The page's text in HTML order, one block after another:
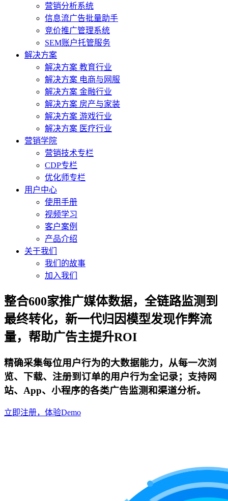
营销分析系统
信息流广告批量助手
竞价推广管理系统
SEM账户托管服务
解决方案
解决方案 教育行业
解决方案 电商与网服
解决方案 金融行业
解决方案 房产与家装
解决方案 游戏行业
解决方案 医疗行业
营销学院
营销技术专栏
CDP专栏
优化师专栏
用户中心
使用手册
视频学习
客户案例
产品介绍
关于我们
我们的故事
加入我们
整合600家推广媒体数据，全链路监测到
最终转化，新一代归因模型发现作弊流
量，帮助广告主提升ROI
精确采集每位用户行为的大数据能力，从每一次浏
览、下载、注册到订单的用户行为全记录；支持网
站、App、小程序的各类广告监测和渠道分析。
立即注册，体验Demo